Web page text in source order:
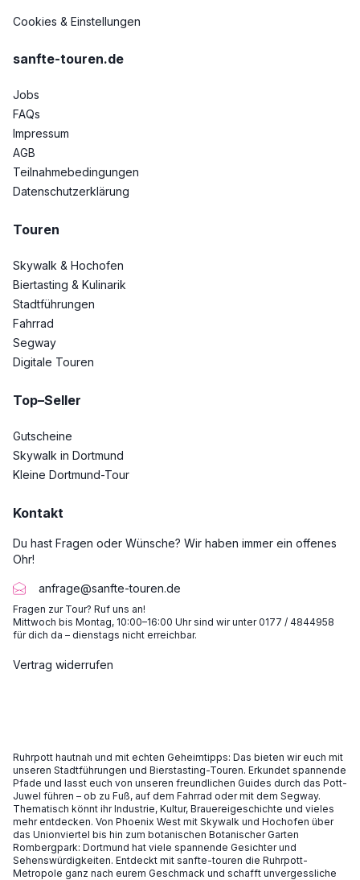
Cookies & Einstellungen
sanfte-touren.de
Jobs
FAQs
Impressum
AGB
Teilnahmebedingungen
Datenschutzerklärung
Touren
Skywalk & Hochofen
Biertasting & Kulinarik
Stadtführungen
Fahrrad
Segway
Digitale Touren
Top–Seller
Gutscheine
Skywalk in Dortmund
Kleine Dortmund-Tour
Kontakt
Du hast Fragen oder Wünsche? Wir haben immer ein offenes
Ohr!
anfrage@sanfte-touren.de
Fragen zur Tour? Ruf uns an!
Mittwoch bis Montag, 10:00–16:00 Uhr sind wir unter 0177 / 4844958
für dich da – dienstags nicht erreichbar.
Vertrag widerrufen
Ruhrpott hautnah und mit echten Geheimtipps: Das bieten wir euch mit
unseren Stadtführungen und Bierstasting-Touren. Erkundet spannende
Pfade und lasst euch von unseren freundlichen Guides durch das Pott-
Juwel führen – ob zu Fuß, auf dem Fahrrad oder mit dem Segway.
Thematisch könnt ihr Industrie, Kultur, Brauereigeschichte und vieles
mehr entdecken. Von Phoenix West mit Skywalk und Hochofen über
das Unionviertel bis hin zum botanischen Botanischer Garten
Rombergpark: Dortmund hat viele spannende Gesichter und
Sehenswürdigkeiten. Entdeckt mit sanfte-touren die Ruhrpott-
Metropole ganz nach eurem Geschmack und schafft unvergessliche